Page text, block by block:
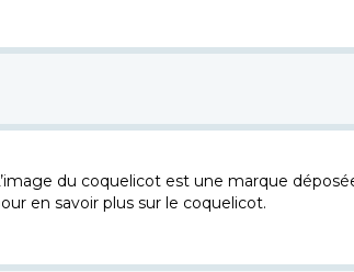
du coquelicot est une marque
en savoir plus sur le coquelicot.